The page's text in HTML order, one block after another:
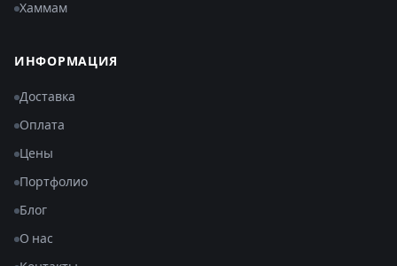
Хаммам
ИНФОРМАЦИЯ
Доставка
Оплата
Цены
Портфолио
Блог
О нас